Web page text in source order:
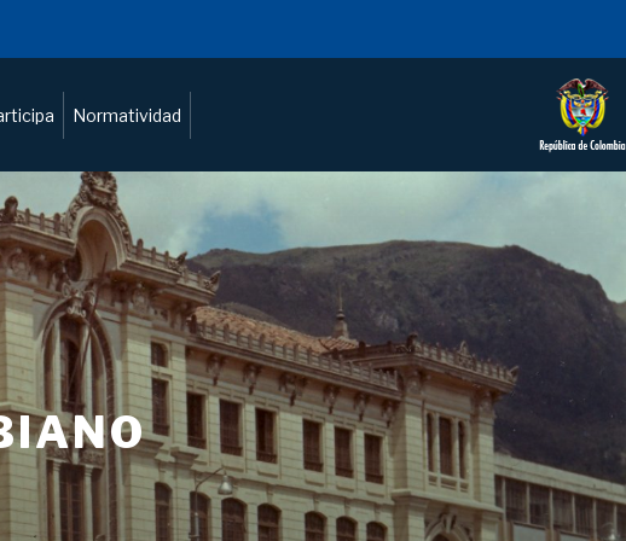
Normatividad